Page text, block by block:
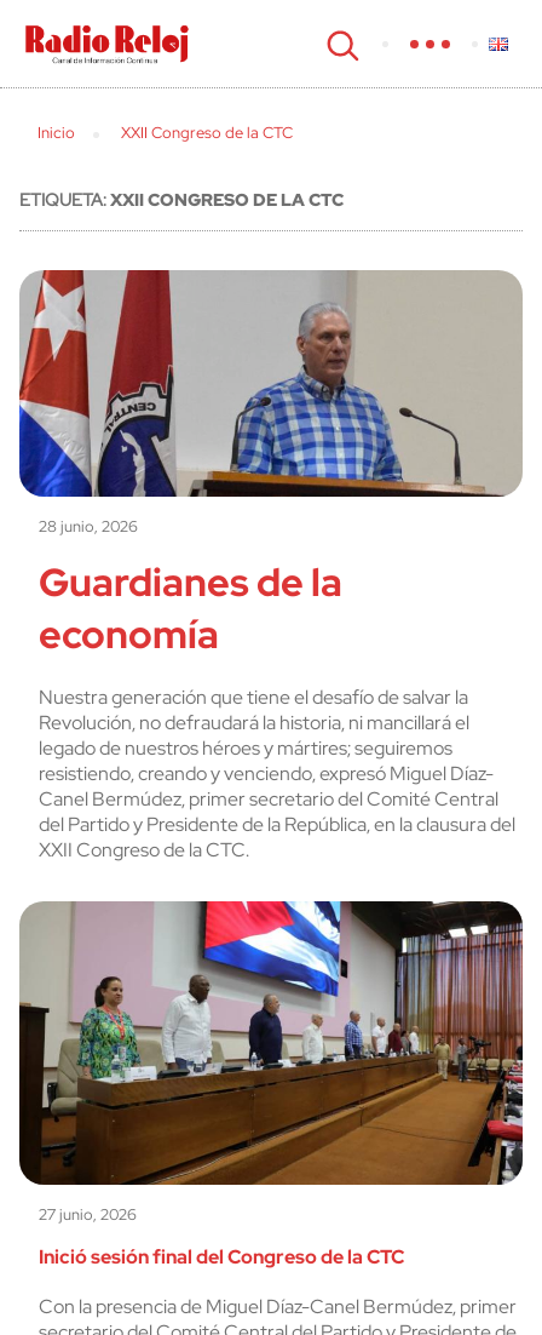
cerrar
Inicio XXII Congreso de la CTC
ETIQUETA:XXII CONGRESO DE LA CTC
28 junio, 2026
Guardianes de la
economía
Nuestra generación que tiene el desafío de salvar la
Revolución, no defraudará la historia, ni mancillará el
legado de nuestros héroes y mártires; seguiremos
resistiendo, creando y venciendo, expresó Miguel Díaz-
Canel Bermúdez, primer secretario del Comité Central
del Partido y Presidente de la República, en la clausura del
XXII Congreso de la CTC.
27 junio, 2026
Inició sesión final del Congreso de la CTC
Con la presencia de Miguel Díaz-Canel Bermúdez, primer